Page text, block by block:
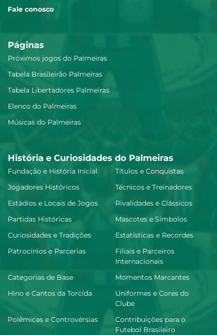
Fale conosco
Páginas
Próximos jogos do Palmeiras
Tabela Brasileirão Palmeiras
Tabela Libertadores Palmeiras
Elenco do Palmeiras
Músicas do Palmeiras
História e Curiosidades do Palmeiras
Fundação e História Inicial
Títulos e Conquistas
Jogadores Históricos
Técnicos e Treinadores
Estádios e Locais de Jogos
Rivalidades e Clássicos
Partidas Históricas
Mascotes e Símbolos
Curiosidades e Tradições
Estatísticas e Recordes
Patrocínios e Parcerias
Filiais e Parceiros
Internacionais
Categorias de Base
Momentos Marcantes
Hino e Cantos da Torcida
Uniformes e Cores do
Clube
Polêmicas e Controvérsias
Contribuições para o
Futebol Brasileiro